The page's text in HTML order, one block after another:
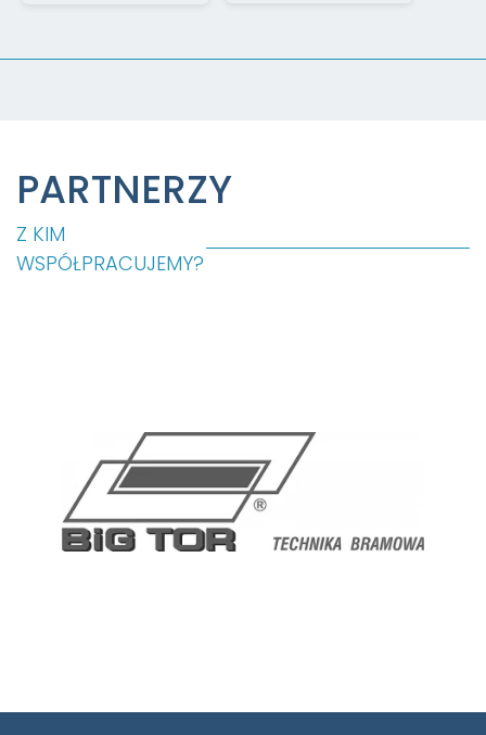
PARTNERZY
Z KIM
WSPÓŁPRACUJEMY?